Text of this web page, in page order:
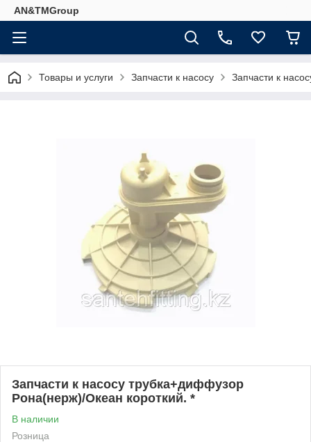
AN&TMGroup
Товары и услуги Запчасти к насосу Запчасти к
Запчасти к насосу трубка+диффузор
Рона(нерж)/Океан короткий. *
В наличии
Розница